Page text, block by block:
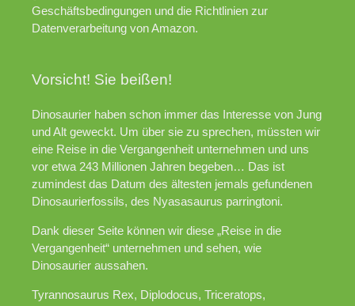
Geschäftsbedingungen und die Richtlinien zur
Datenverarbeitung von Amazon.
Vorsicht! Sie beißen!
Dinosaurier haben schon immer das Interesse von Jung
und Alt geweckt. Um über sie zu sprechen, müssten wir
eine Reise in die Vergangenheit unternehmen und uns
vor etwa 243 Millionen Jahren begeben… Das ist
zumindest das Datum des ältesten jemals gefundenen
Dinosaurierfossils, des Nyasasaurus parringtoni.
Dank dieser Seite können wir diese „Reise in die
Vergangenheit“ unternehmen und sehen, wie
Dinosaurier aussahen.
Tyrannosaurus Rex, Diplodocus, Triceratops,